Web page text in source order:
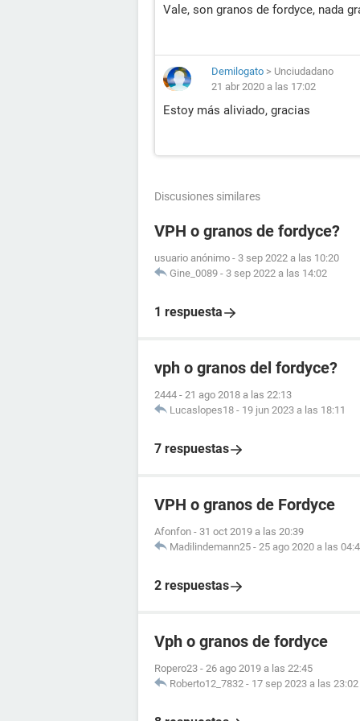
Vale, son granos de fordyce, nada
Demilogato > Unciudadano
21 abr 2020 a las 17:02
Estoy más aliviado, gracias
Discusiones similares
VPH o granos de fordyce?
usuario anónimo - 3 sep 2022 a las 10:20
Gine_0089 - 3 sep 2022 a las 14:02
1 respuesta
vph o granos del fordyce?
2444 - 21 ago 2018 a las 22:13
Lucaslopes18 - 19 jun 2023 a las 18:11
7 respuestas
VPH o granos de Fordyce
Afonfon - 31 oct 2019 a las 20:39
Madilindemann25 - 25 ago 2020 a las
2 respuestas
Vph o granos de fordyce
Ropero23 - 26 ago 2019 a las 22:45
Roberto12_7832 - 17 sep 2023 a las 23:02